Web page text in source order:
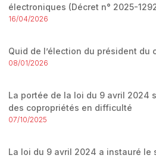
électroniques (Décret n° 2025-
16/04/2026
Quid de l’élection du président du
08/01/2026
La portée de la loi du 9 avril 2024
des copropriétés en difficulté
07/10/2025
La loi du 9 avril 2024 a instauré le